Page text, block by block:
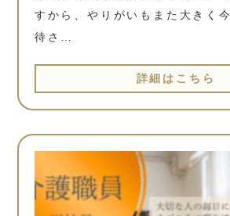
すから、やりがいもまた大きく
待さ…
詳細はこちら